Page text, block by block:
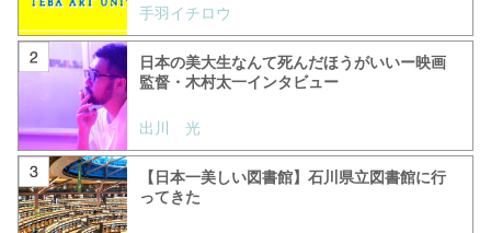
手羽イチロウ
日本の美大生なんて死んだほうがいいー映画
監督・木村太一インタビュー
出川 光
【日本一美しい図書館】石川県立図書館に行
ってきた